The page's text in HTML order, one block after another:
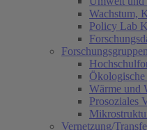
Wachstum,
Policy Lab
Forschungsgruppen
Wärme und
Prosoziales
Vernetzung/